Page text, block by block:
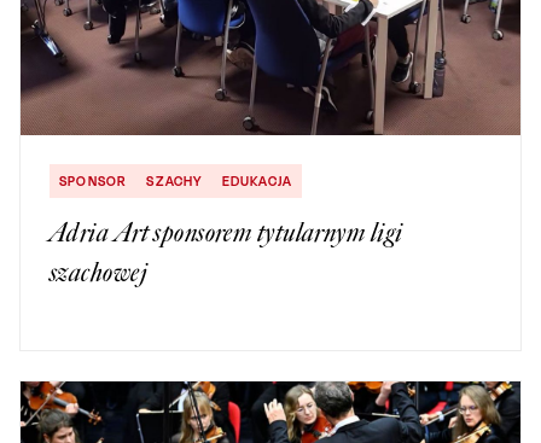
SPONSOR SZACHY EDUKACJA
Adria Art sponsorem tytularnym ligi
szachowej